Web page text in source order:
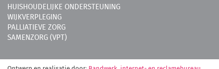
HUISHOUDELIJKE ONDERSTEUNING
WIJKVERPLEGING
PALLIATIEVE ZORG
SAMENZORG (VPT)